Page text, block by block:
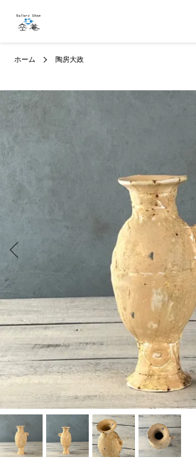
ホーム 陶房大政